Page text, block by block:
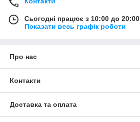
Сьогодні працює з 10:00 до 20:00
Показати весь графік роботи
Про нас
Контакти
Доставка та оплата